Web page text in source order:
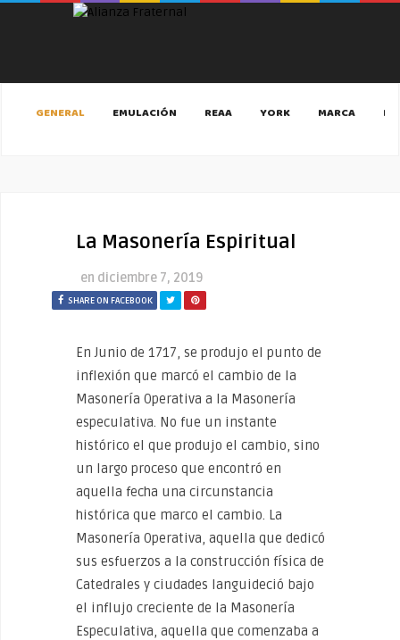
GENERAL EMULACIÓN REAA YORK MARCA
La Masonería Espiritual
en diciembre 7, 2019
SHARE ON FACEBOOK
En Junio de 1717, se produjo el punto de
inflexión que marcó el cambio de la
Masonería Operativa a la Masonería
especulativa. No fue un instante
histórico el que produjo el cambio, sino
un largo proceso que encontró en
aquella fecha una circunstancia
histórica que marco el cambio. La
Masonería Operativa, aquella que dedicó
sus esfuerzos a la construcción física de
Catedrales y ciudades languideció bajo
el influjo creciente de la Masonería
Especulativa, aquella que comenzaba a